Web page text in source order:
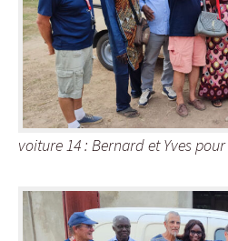
voiture 14 : Bernard et Yves